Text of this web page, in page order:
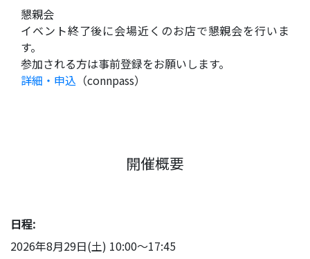
懇親会
イベント終了後に会場近くのお店で懇親会を行いま
す。
参加される方は事前登録をお願いします。
詳細・申込 （connpass）
開催概要
日程:
2026年8月29日(土) 10:00〜17:45